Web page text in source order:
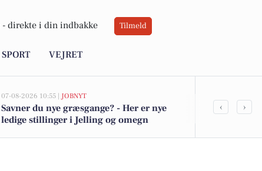
- direkte i din indbakke Tilmeld
SPORT VEJRET
07-08-2026 10:55 | JOBNYT
Savner du nye græsgange? - Her er nye
ledige stillinger i Jelling og omegn
Grøn
‹ ›